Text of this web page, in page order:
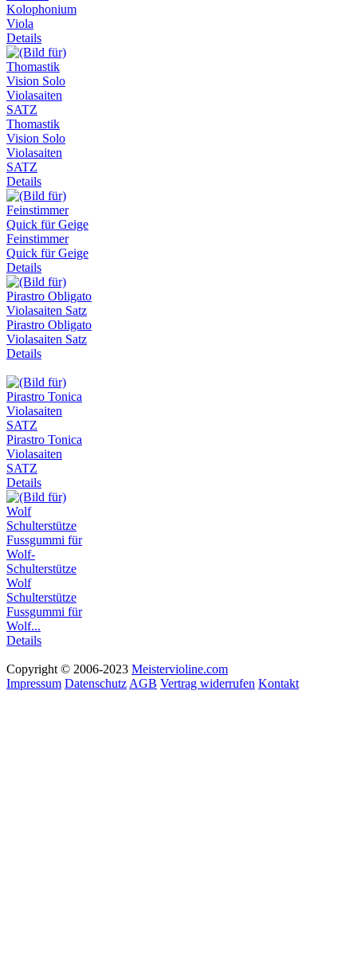
Kolophonium
Viola
Details
Thomastik
Vision Solo
Violasaiten
SATZ
Details
Feinstimmer
Quick für Geige
Details
Pirastro Obligato
Violasaiten Satz
Details
Pirastro Tonica
Violasaiten
SATZ
Details
Wolf
Schulterstütze
Fussgummi für
Wolf...
Details
Copyright © 2006-2023 Meistervioline.com
Impressum Datenschutz AGB Vertrag widerrufen Kontakt